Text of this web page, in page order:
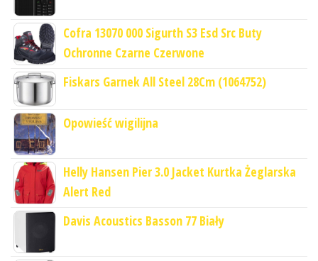
Cofra 13070 000 Sigurth S3 Esd Src Buty
Ochronne Czarne Czerwone
Fiskars Garnek All Steel 28Cm (1064752)
Opowieść wigilijna
Helly Hansen Pier 3.0 Jacket Kurtka Żeglarska
Alert Red
Davis Acoustics Basson 77 Biały